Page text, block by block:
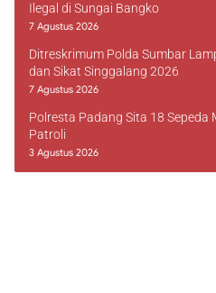
Ilegal di Sungai Bangko
7 Agustus 2026
Ditreskrimum Polda Sumbar
dan Sikat Singgalang 2026
7 Agustus 2026
Polresta Padang Sita 18
Patroli
3 Agustus 2026